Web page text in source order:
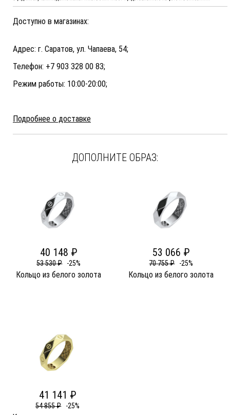
Доступно в магазинах:
Адрес: г. Саратов, ул. Чапаева, 54;
Телефон: +7 903 328 00 83;
Режим работы: 10:00-20:00;
Подробнее о доставке
ДОПОЛНИТЕ ОБРАЗ:
40 148 ₽
53 530 ₽ -25%
Кольцо из белого золота
53 066 ₽
70 755 ₽ -25%
Кольцо из белого золота
41 141 ₽
54 855 ₽ -25%